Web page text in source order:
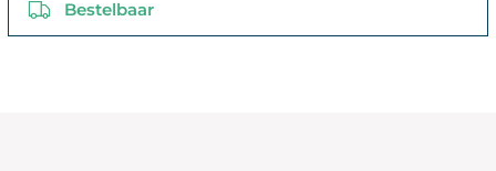
Bestelbaar